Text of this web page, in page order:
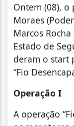
Ontem (08), o
Moraes
Marcos
Estado de
deram o start
“Fio
Operação I
A operação